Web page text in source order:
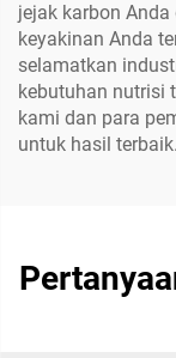
jejak karbon
keyakinan Anda
selamatkan
kebutuhan nutrisi
kami dan para
untuk hasil terbaik.